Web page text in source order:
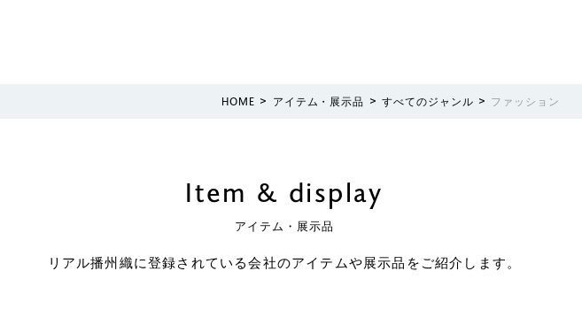
HOME > アイテム・展示品 > すべてのジャンル > ファッション
Item & display
アイテム・展示品
リアル播州織に登録されている会社のアイテムや展示品をご紹介します。